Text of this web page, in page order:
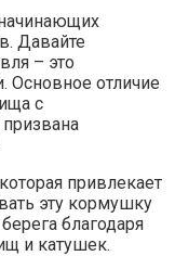
Давайте
– это
Основное отличие
с
привлекает
эту кормушку
благодаря
и катушек.